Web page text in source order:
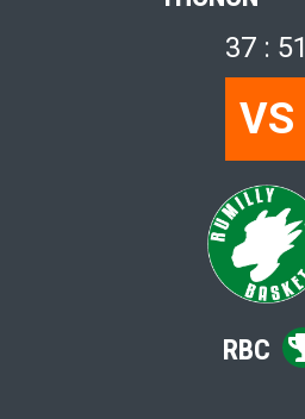
37 : 51
VS
RBC